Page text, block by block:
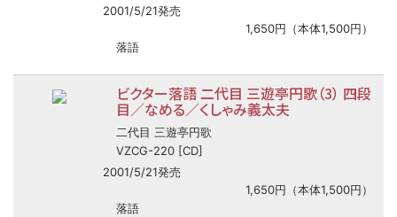
2001/5/21発売
1,650円（本体1,500円）
落語
ビクター落語 二代目 三遊亭円歌（3） 四段
目／なめる／くしゃみ義太夫
二代目 三遊亭円歌
VZCG-220 [CD]
2001/5/21発売
1,650円（本体1,500円）
落語